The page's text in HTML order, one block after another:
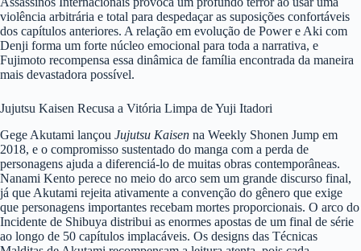
violência arbitrária e total para despedaçar as suposições confortáveis
dos capítulos anteriores. A relação em evolução de Power e Aki com
Denji forma um forte núcleo emocional para toda a narrativa, e
Fujimoto recompensa essa dinâmica de família encontrada da maneira
mais devastadora possível.
Jujutsu Kaisen Recusa a Vitória Limpa de Yuji Itadori
Gege Akutami lançou Jujutsu Kaisen na Weekly Shonen Jump em
2018, e o compromisso sustentado do manga com a perda de
personagens ajuda a diferenciá-lo de muitas obras contemporâneas.
Nanami Kento perece no meio do arco sem um grande discurso final,
já que Akutami rejeita ativamente a convenção do gênero que exige
que personagens importantes recebam mortes proporcionais. O arco do
Incidente de Shibuya distribui as enormes apostas de um final de série
ao longo de 50 capítulos implacáveis. Os designs das Técnicas